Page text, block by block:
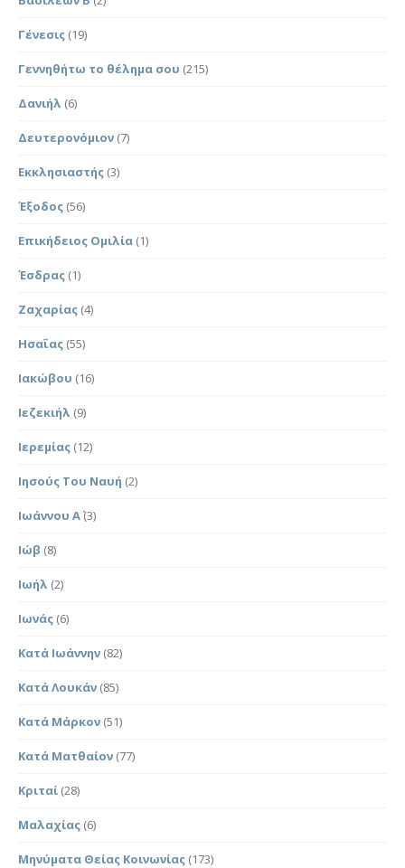
Γένεσις (19)
Γεννηθήτω το θέλημα σου (215)
Δανιήλ (6)
Δευτερονόμιον (7)
Εκκλησιαστής (3)
Έξοδος (56)
Επικήδειος Ομιλία (1)
Έσδρας (1)
Ζαχαρίας (4)
Ησαΐας (55)
Ιακώβου (16)
Ιεζεκιήλ (9)
Ιερεμίας (12)
Ιησούς Του Ναυή (2)
Ιωάννου Α΄(3)
Ιώβ (8)
Ιωήλ (2)
Ιωνάς (6)
Κατά Ιωάννην (82)
Κατά Λουκάν (85)
Κατά Μάρκον (51)
Κατά Ματθαίον (77)
Κριταί (28)
Μαλαχίας (6)
Μηνύματα Θείας Κοινωνίας (173)